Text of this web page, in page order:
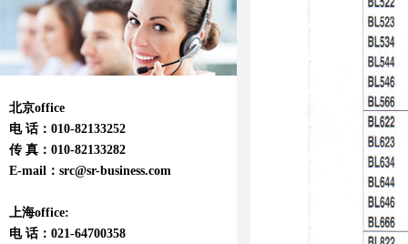
北京office
电 话：010-82133252
传 真：010-82133282
E-mail： src@sr-business.com
上海office:
电 话：021-64700358